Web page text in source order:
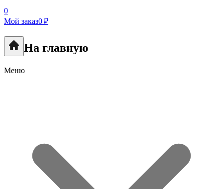
0
Мой заказ0 ₽
На главную
Меню